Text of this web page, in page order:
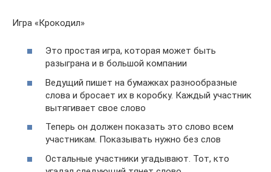
Игра «Крокодил»
Это простая игра, которая может быть
разыграна и в большой компании
Ведущий пишет на бумажках разнообразные
слова и бросает их в коробку. Каждый участник
вытягивает свое слово
Теперь он должен показать это слово всем
участникам. Показывать нужно без слов
Остальные участники угадывают. Тот, кто